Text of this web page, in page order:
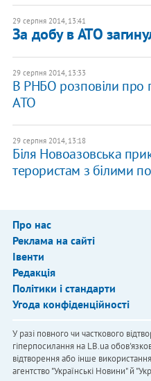
29 серпня 2014, 13:41
За добу в АТО
29 серпня 2014, 13:33
В РНБО розповіли про
АТО
29 серпня 2014, 13:18
Біля Новоазовська
терористам з білими
Про нас
Реклама на сайті
Івенти
Редакція
Політики і стандарти
Угода конфіденційності
У разі повного чи часткового
гіперпосилання на LB.ua
відтворення або інше
агентство "Українськi Новини" й